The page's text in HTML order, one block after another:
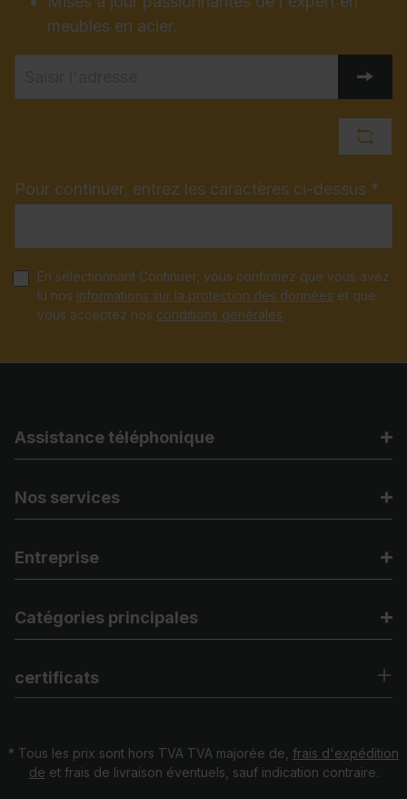
meubles en acier.
Pour continuer, entrez les caractères ci-dessus *
En sélectionnant Continuer, vous confirmez que vous avez
lu nos informations sur la protection des données et que
vous acceptez nos conditions générales.
Assistance téléphonique
Nos services
Entreprise
Catégories principales
certificats
* Tous les prix sont hors TVA TVA majorée de, frais d'expédition
de et frais de livraison éventuels, sauf indication contraire.